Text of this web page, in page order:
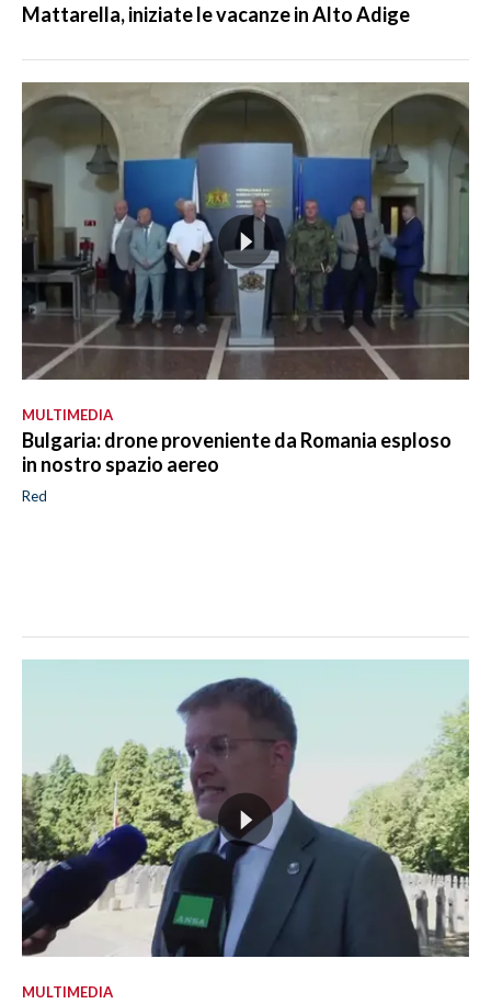
Mattarella, iniziate le vacanze in Alto Adige
MULTIMEDIA
Bulgaria: drone proveniente da Romania esploso
in nostro spazio aereo
Red
MULTIMEDIA